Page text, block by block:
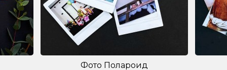
Фото Полароид